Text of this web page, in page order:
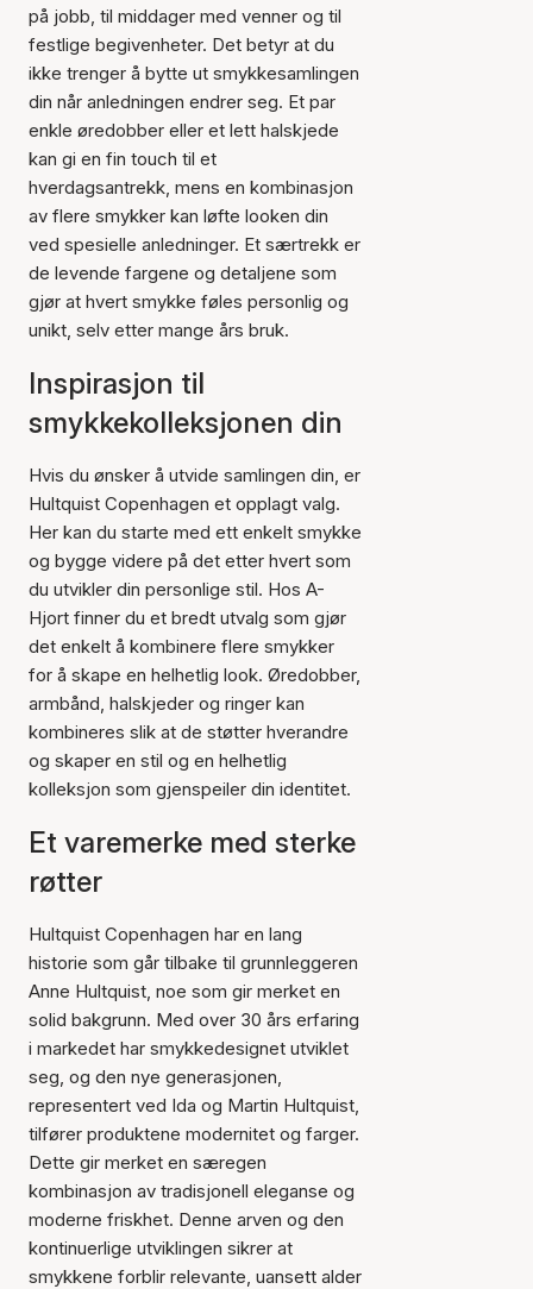
på jobb, til middager med venner og til
festlige begivenheter. Det betyr at du
ikke trenger å bytte ut smykkesamlingen
din når anledningen endrer seg. Et par
enkle øredobber eller et lett halskjede
kan gi en fin touch til et
hverdagsantrekk, mens en kombinasjon
av flere smykker kan løfte looken din
ved spesielle anledninger. Et særtrekk er
de levende fargene og detaljene som
gjør at hvert smykke føles personlig og
unikt, selv etter mange års bruk.
Inspirasjon til
smykkekolleksjonen din
Hvis du ønsker å utvide samlingen din, er
Hultquist Copenhagen et opplagt valg.
Her kan du starte med ett enkelt smykke
og bygge videre på det etter hvert som
du utvikler din personlige stil. Hos A-
Hjort finner du et bredt utvalg som gjør
det enkelt å kombinere flere smykker
for å skape en helhetlig look. Øredobber,
armbånd, halskjeder og ringer kan
kombineres slik at de støtter hverandre
og skaper en stil og en helhetlig
kolleksjon som gjenspeiler din identitet.
Et varemerke med sterke
røtter
Hultquist Copenhagen har en lang
historie som går tilbake til grunnleggeren
Anne Hultquist, noe som gir merket en
solid bakgrunn. Med over 30 års erfaring
i markedet har smykkedesignet utviklet
seg, og den nye generasjonen,
representert ved Ida og Martin Hultquist,
tilfører produktene modernitet og farger.
Dette gir merket en særegen
kombinasjon av tradisjonell eleganse og
moderne friskhet. Denne arven og den
kontinuerlige utviklingen sikrer at
smykkene forblir relevante, uansett alder